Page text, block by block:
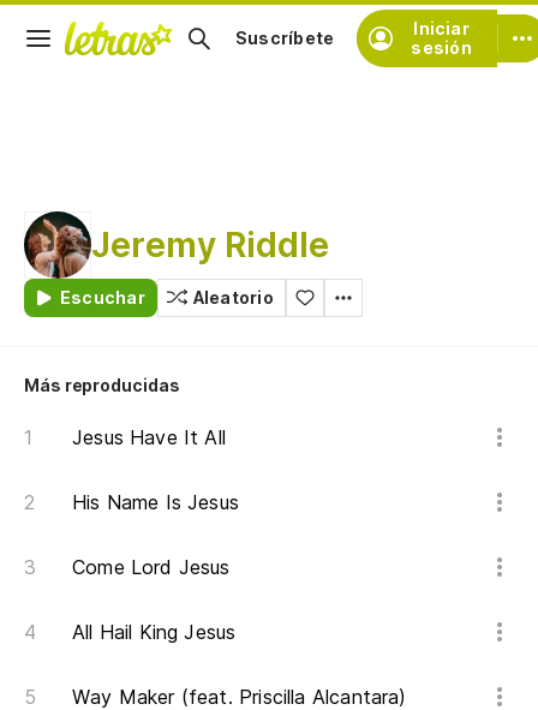
Iniciar
sesión
Suscríbete
Jeremy Riddle
Escuchar Aleatorio
Más reproducidas
Jesus Have It All
His Name Is Jesus
Come Lord Jesus
All Hail King Jesus
Way Maker (feat. Priscilla Alcantara)